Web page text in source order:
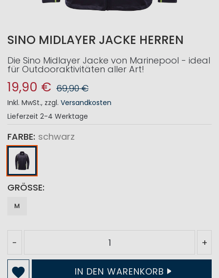
SINO MIDLAYER JACKE HERREN
Die Sino Midlayer Jacke von Marinepool - ideal
für Outdooraktivitäten aller Art!
19,90 € 69,90 €
Inkl. MwSt., zzgl. Versandkosten
Lieferzeit 2-4 Werktage
FARBE schwarz
GRÖSSE
M
- +
IN DEN WARENKORB